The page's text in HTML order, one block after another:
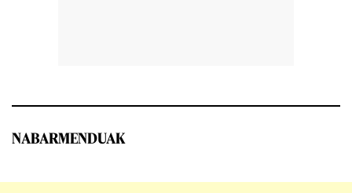
NABARMENDUAK